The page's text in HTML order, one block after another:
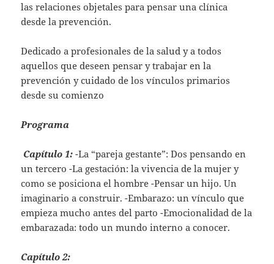
las relaciones objetales para pensar una clínica
desde la prevención.
Dedicado a profesionales de la salud y a todos
aquellos que deseen pensar y trabajar en la
prevención y cuidado de los vínculos primarios
desde su comienzo
Programa
Capítulo 1: -La “pareja gestante”: Dos pensando en
un tercero -La gestación: la vivencia de la mujer y
como se posiciona el hombre -Pensar un hijo. Un
imaginario a construir. -Embarazo: un vínculo que
empieza mucho antes del parto -Emocionalidad de la
embarazada: todo un mundo interno a conocer.
Capítulo 2: